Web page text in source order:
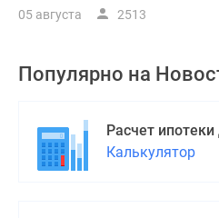
05 августа 2513
Популярно на
Расчет
Калькулятор